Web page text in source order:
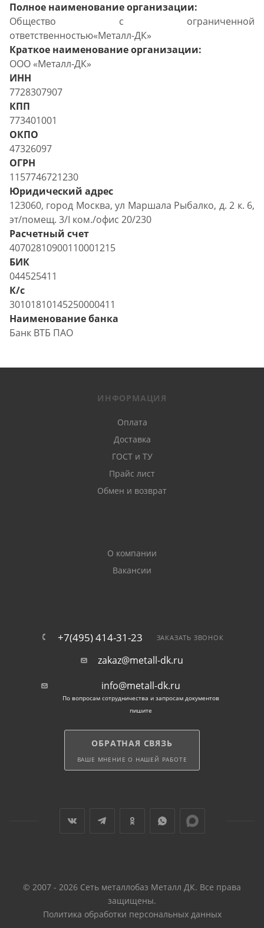
Полное наименование организации:
Общество с ограниченной
ответственностью«Металл-ДК»
Краткое наименование организации:
ООО «Металл-ДК»
ИНН
7728307907
КПП
773401001
ОКПО
47326097
ОГРН
1157746721230
Юридический адрес
123060, город Москва, ул Маршала Рыбалко, д. 2 к. 6,
эт/помещ. 3/I ком./офис 20/230
Расчетный счет
40702810900110001215
БИК
044525411
К/с
30101810145250000411
Наименование банка
Банк ВТБ ПАО
ИНФОРМАЦИЯ
Оплата
Доставка
ГОСТ и ТУ
Прайс лист
Обмен и возврат
О компании
Вакансии
+7(495) 414-31-23 ЗАКАЗАТЬ ЗВОНОК
zakaz@metall-dk.ru
info@metall-dk.ru
По вопросам сотрудничества и запросам документов
пишите
ОБРАТНАЯ СВЯЗЬ
ВАШЕ МНЕНИЕ О НАШЕЙ РАБОТЕ
© 2007 - 2026 Сеть металлобаз Металл ДК. Все права
защищены.
Политика обработки персональных данных